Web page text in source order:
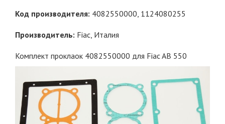
Код производителя: 4082550000, 1124080255
Производитель: Fiac, Италия
Комплект проклаок 4082550000 для Fiac AB 550